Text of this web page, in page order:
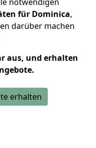
für Dominica,
darüber machen
aus, und erhalten
erhalten